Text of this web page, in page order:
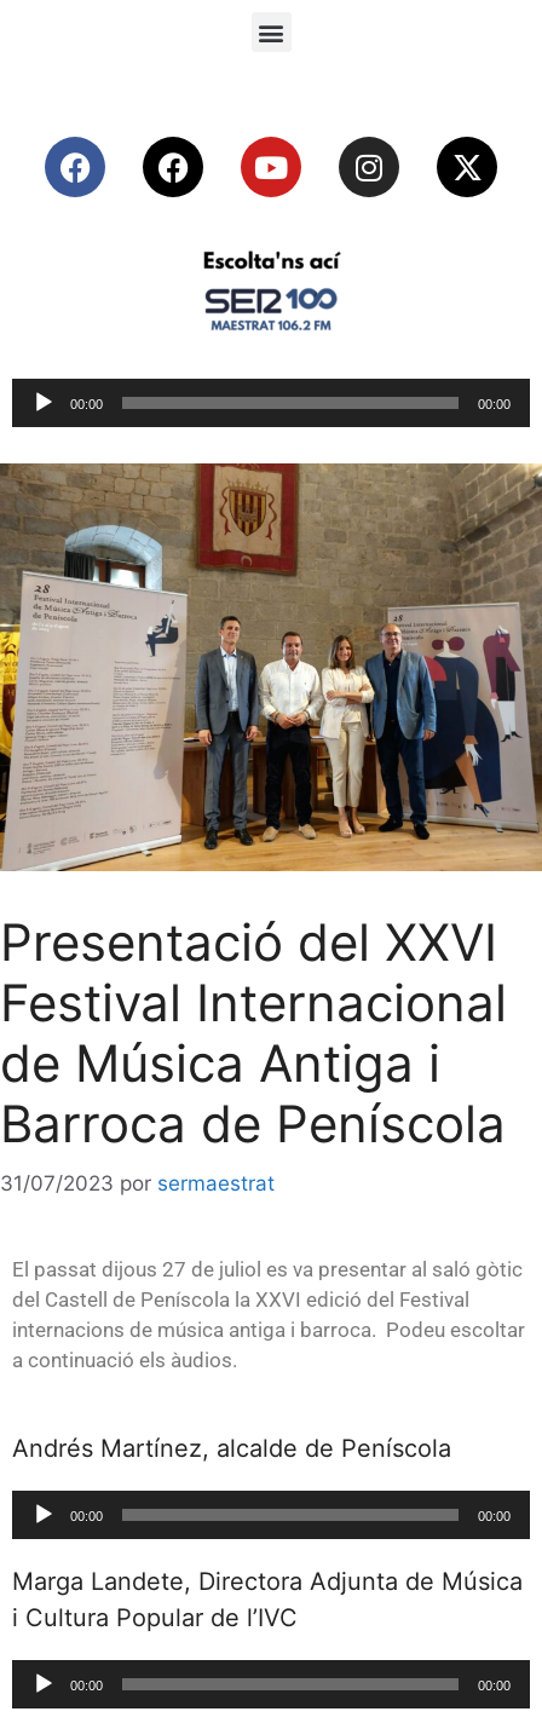
Reproductor
de
00:00 00:00
Presentació del XXVI
Festival Internacional
de Música Antiga i
Barroca de Peníscola
31/07/2023 por sermaestrat
El passat dijous 27 de juliol es va presentar al saló gòtic
del Castell de Peníscola la XXVI edició del Festival
internacions de música antiga i barroca. Podeu escoltar
a continuació els àudios.
Andrés Martínez, alcalde de Peníscola
Reproductor
de
00:00 00:00
Marga Landete, Directora Adjunta de Música
i Cultura Popular de l’IVC
Reproductor
de
00:00 00:00